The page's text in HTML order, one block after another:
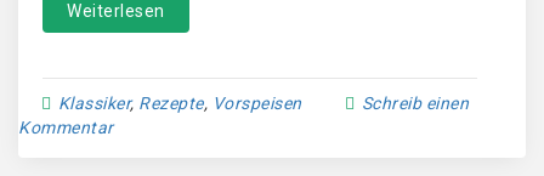
Weiterlesen
Klassiker, Rezepte, Vorspeisen
Schreib einen
Kommentar